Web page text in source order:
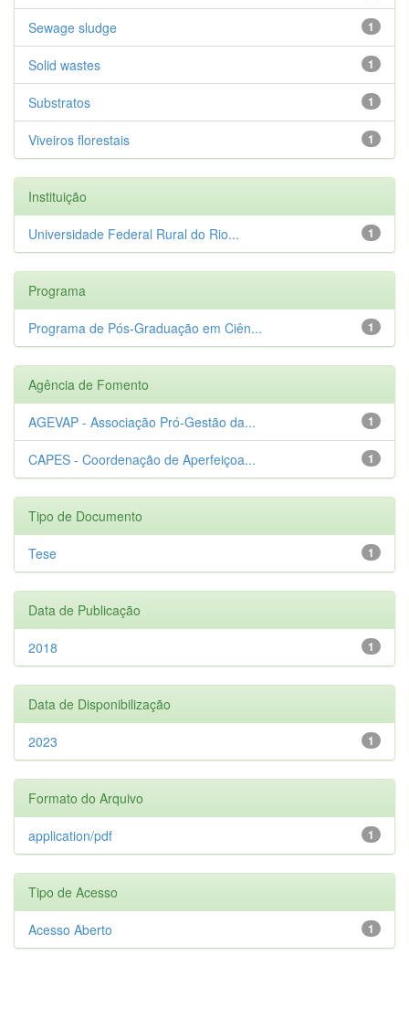
1
Sewage sludge
1
Solid wastes
1
Substratos
1
Viveiros florestais
Instituição
1
Universidade Federal Rural do Rio...
Programa
1
Programa de Pós-Graduação em Ciên...
Agência de Fomento
1
AGEVAP - Associação Pró-Gestão da...
1
CAPES - Coordenação de Aperfeiçoa...
Tipo de Documento
1
Tese
Data de Publicação
1
2018
Data de Disponibilização
1
2023
Formato do Arquivo
1
application/pdf
Tipo de Acesso
1
Acesso Aberto